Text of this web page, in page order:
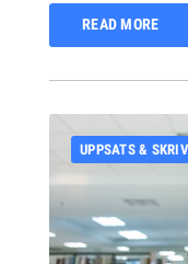
READ MORE
UPPSATS &